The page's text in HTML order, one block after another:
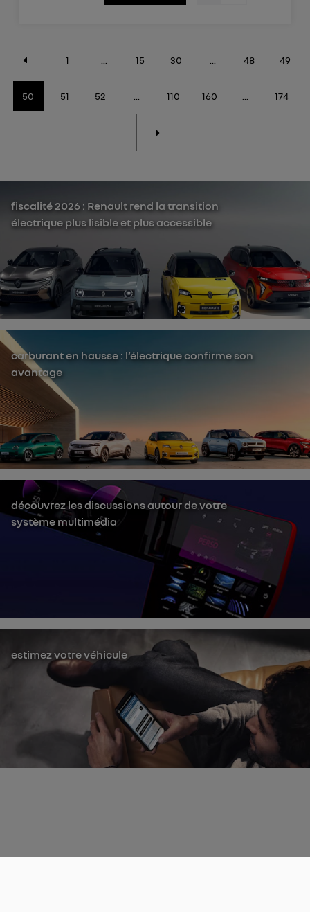
1 15 30 48 49
50 51 52 110 160 174
fiscalité 2026 : Renault rend la transition
électrique plus lisible et plus accessible
carburant en hausse : l’électrique confirme son
avantage
découvrez les discussions autour de votre
système multimédia
estimez votre véhicule